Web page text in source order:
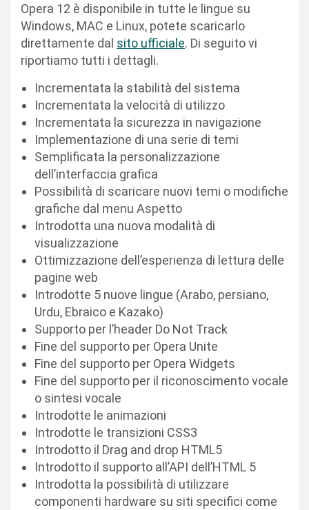
Opera 12 è disponibile in tutte le lingue su
Windows, MAC e Linux, potete scaricarlo
direttamente dal sito ufficiale. Di seguito vi
riportiamo tutti i dettagli.
Incrementata la stabilità del sistema
Incrementata la velocità di utilizzo
Incrementata la sicurezza in navigazione
Implementazione di una serie di temi
Semplificata la personalizzazione
dell’interfaccia grafica
Possibilità di scaricare nuovi temi o modifiche
grafiche dal menu Aspetto
Introdotta una nuova modalità di
visualizzazione
Ottimizzazione dell’esperienza di lettura delle
pagine web
Introdotte 5 nuove lingue (Arabo, persiano,
Urdu, Ebraico e Kazako)
Supporto per l’header Do Not Track
Fine del supporto per Opera Unite
Fine del supporto per Opera Widgets
Fine del supporto per il riconoscimento vocale
o sintesi vocale
Introdotte le animazioni
Introdotte le transizioni CSS3
Introdotto il Drag and drop HTML5
Introdotto il supporto all’API dell’HTML 5
Introdotta la possibilità di utilizzare
componenti hardware su siti specifici come